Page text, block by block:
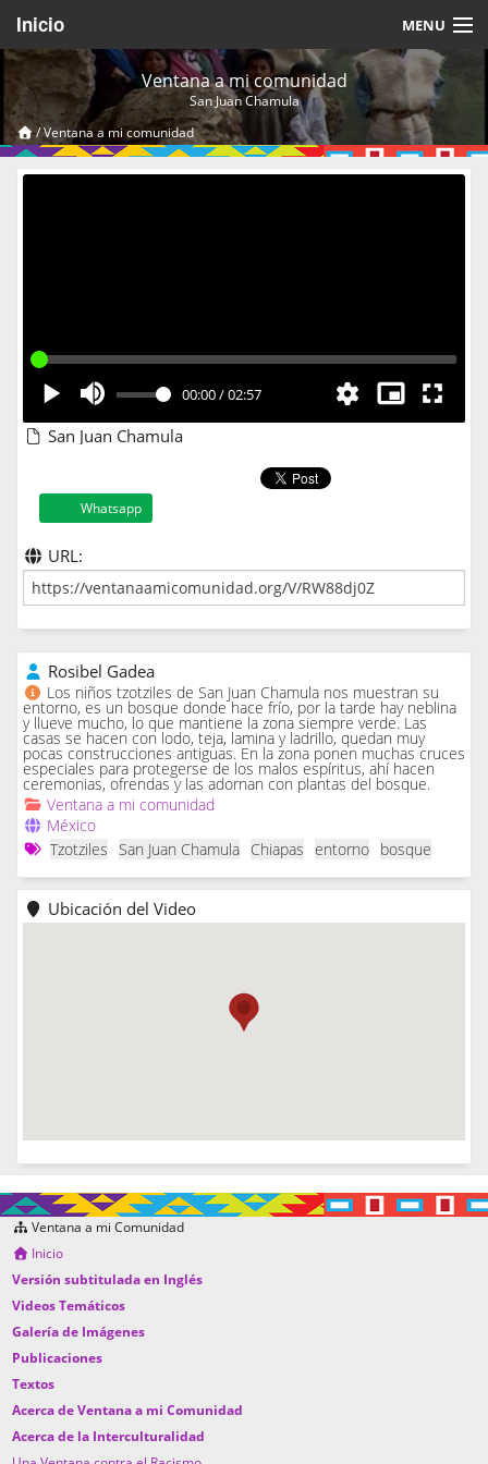
Inicio MENU
Acerca de
Videos Temáticos
Cerrar Sesión
Ventana a mi comunidad
San Juan Chamula
/Ventana a mi comunidad
00:00/02:57
San Juan Chamula
Whatsapp
URL:
Rosibel Gadea
Los niños tzotziles de San Juan Chamula nos muestran su
entorno, es un bosque donde hace frío, por la tarde hay neblina
y llueve mucho, lo que mantiene la zona siempre verde. Las
casas se hacen con lodo, teja, lamina y ladrillo, quedan muy
pocas construcciones antiguas. En la zona ponen muchas cruces
especiales para protegerse de los malos espíritus, ahí hacen
ceremonias, ofrendas y las adornan con plantas del bosque.
Ventana a mi comunidad
México
Tzotziles
San Juan Chamula Chiapas entorno bosque
Ubicación del Video
Ventana a mi Comunidad
Inicio
Versión subtitulada en Inglés
Videos Temáticos
Galería de Imágenes
Publicaciones
Textos
Acerca de Ventana a mi Comunidad
Acerca de la Interculturalidad